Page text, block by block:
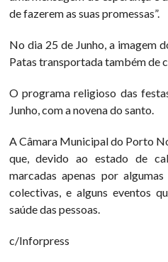
de fazerem as suas promessas”.
No dia 25 de Junho, a imagem
Patas transportada também de
O programa religioso das
Junho, com a novena do santo.
A Câmara Municipal do Porto
que, devido ao estado de
marcadas apenas por
colectivas, e alguns eventos
saúde das pessoas.
c/Inforpress